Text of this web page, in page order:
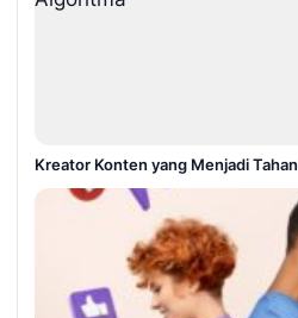
Kreator Konten yang Menjadi